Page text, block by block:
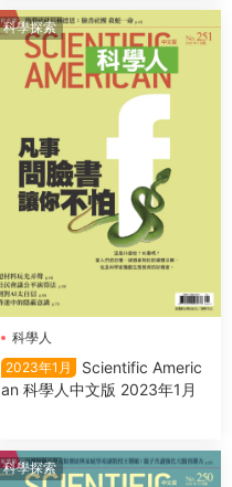
科學探索
科學人
2023年1月
Scientific Americ
an 科學人中文版 2023年1月
科學探索